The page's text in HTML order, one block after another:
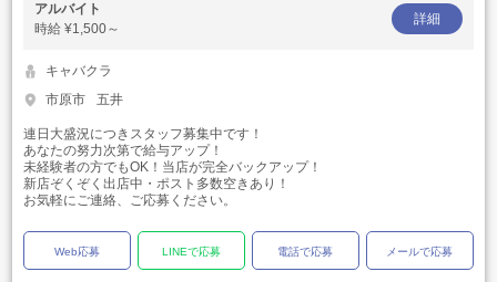
アルバイト
時給 ¥1,500～
詳細
キャバクラ
市原市
五井
連日大盛況につきスタッフ募集中です！
あなたの努力次第で給与アップ！
未経験者の方でもOK！当店が完全バックアップ！
新店ぞくぞく出店中・ポスト多数空きあり！
お気軽にご連絡、ご応募ください。
Web応募 LINEで応募 電話で応募 メールで応募